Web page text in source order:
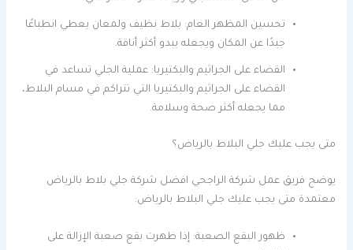
تحسين المظهر العام: بلاط نظيف ولمعان يعطي انطباعًا
جيدًا عن المكان ويجعله يبدو أكثر أناقة.
القضاء على الجراثيم والبكتيريا: عملية الجلي تساعد في
القضاء على الجراثيم والبكتيريا التي تتراكم في مسام البلاط،
مما يجعله أكثر صحة وسلامة.
متى يجب عليك جلي البلاط بالرياض؟
يوضح فريق عمل شركة الراجحي افضل شركة جلي بلاط بالرياض
معتمدة متى يجب عليك جلي البلاط بالرياض:
ظهور البقع الصعبة: إذا ظهرت بقع صعبة الإزالة على